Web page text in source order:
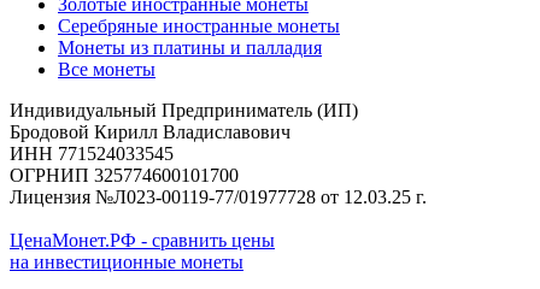
Серебряные иностранные монеты
Монеты из платины и палладия
Все монеты
Индивидуальный Предприниматель (ИП)
Бродовой Кирилл Владиславович
ИНН 771524033545
ОГРНИП 325774600101700
Лицензия №Л023-00119-77/01977728 от 12.03.25 г.
ЦенаМонет.РФ - сравнить цены
на инвестиционные монеты